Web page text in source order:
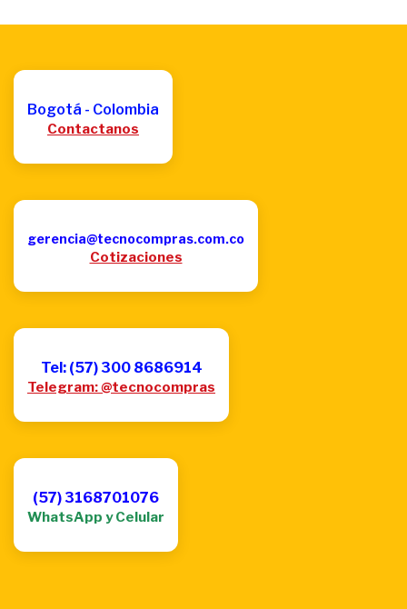
Bogotá - Colombia
Contactanos
gerencia@tecnocompras.com.co
Cotizaciones
Tel: (57) 300 8686914
Telegram: @tecnocompras
(57) 3168701076
WhatsApp y Celular